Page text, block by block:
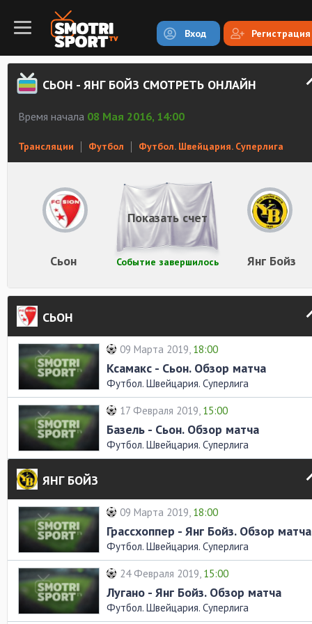
Вход Регистрация
СЬОН - ЯНГ БОЙЗ СМОТРЕТЬ ОНЛАЙН
Время начала 08 Мая 2016, 14:00
Трансляции Футбол Футбол. Швейцария. Суперлига
Сьон Янг Бойз
Событие завершилось
Показать счет
СЬОН
09 Марта 2019, 18:00
Ксамакс - Сьон. Обзор матча
Футбол. Швейцария. Суперлига
17 Февраля 2019, 15:00
Базель - Сьон. Обзор матча
Футбол. Швейцария. Суперлига
ЯНГ БОЙЗ
09 Марта 2019, 18:00
Грассхоппер - Янг Бойз. Обзор матча
Футбол. Швейцария. Суперлига
24 Февраля 2019, 15:00
Лугано - Янг Бойз. Обзор матча
Футбол. Швейцария. Суперлига